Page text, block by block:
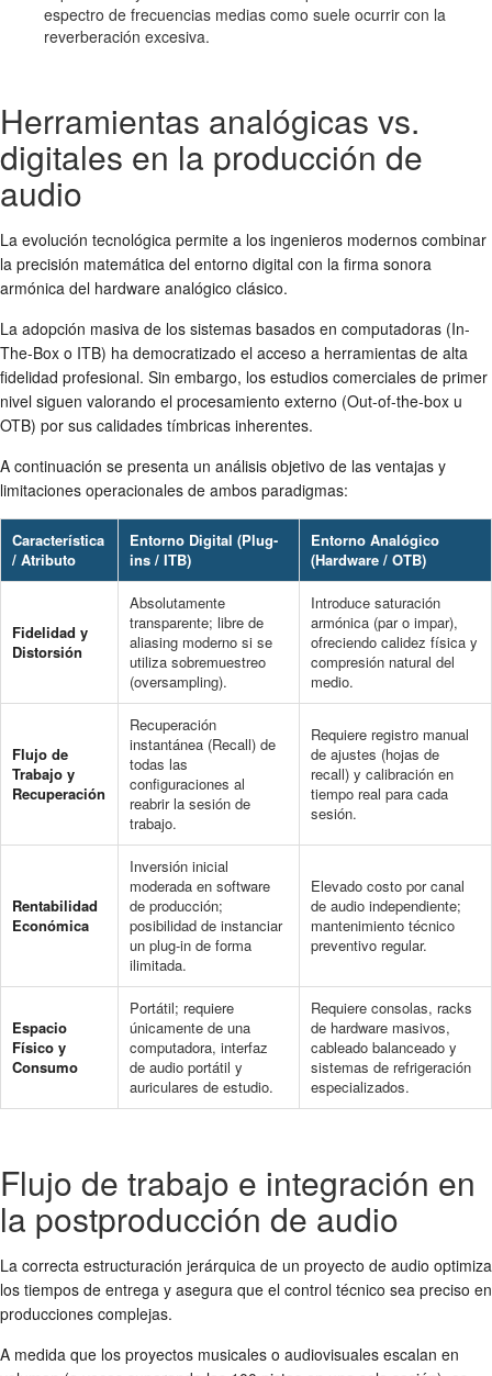
espectro de frecuencias medias como suele ocurrir con la
reverberación excesiva.
Herramientas analógicas vs.
digitales en la producción de
audio
La evolución tecnológica permite a los ingenieros modernos combinar
la precisión matemática del entorno digital con la firma sonora
armónica del hardware analógico clásico.
La adopción masiva de los sistemas basados en computadoras (In-
The-Box o ITB) ha democratizado el acceso a herramientas de alta
fidelidad profesional. Sin embargo, los estudios comerciales de primer
nivel siguen valorando el procesamiento externo (Out-of-the-box u
OTB) por sus calidades tímbricas inherentes.
A continuación se presenta un análisis objetivo de las ventajas y
limitaciones operacionales de ambos paradigmas:
Característica
/ Atributo
Entorno Digital (Plug-
ins / ITB)
Entorno Analógico
(Hardware / OTB)
Fidelidad y
Distorsión
Absolutamente
transparente; libre de
aliasing moderno si se
utiliza sobremuestreo
(oversampling).
Introduce saturación
armónica (par o impar),
ofreciendo calidez física y
compresión natural del
medio.
Flujo de
Trabajo y
Recuperación
Recuperación
instantánea (Recall) de
todas las
configuraciones al
reabrir la sesión de
trabajo.
Requiere registro manual
de ajustes (hojas de
recall) y calibración en
tiempo real para cada
sesión.
Rentabilidad
Económica
Inversión inicial
moderada en software
de producción;
posibilidad de instanciar
un plug-in de forma
ilimitada.
Elevado costo por canal
de audio independiente;
mantenimiento técnico
preventivo regular.
Espacio
Físico y
Consumo
Portátil; requiere
únicamente de una
computadora, interfaz
de audio portátil y
auriculares de estudio.
Requiere consolas, racks
de hardware masivos,
cableado balanceado y
sistemas de refrigeración
especializados.
Flujo de trabajo e integración en
la postproducción de audio
La correcta estructuración jerárquica de un proyecto de audio optimiza
los tiempos de entrega y asegura que el control técnico sea preciso en
producciones complejas.
A medida que los proyectos musicales o audiovisuales escalan en